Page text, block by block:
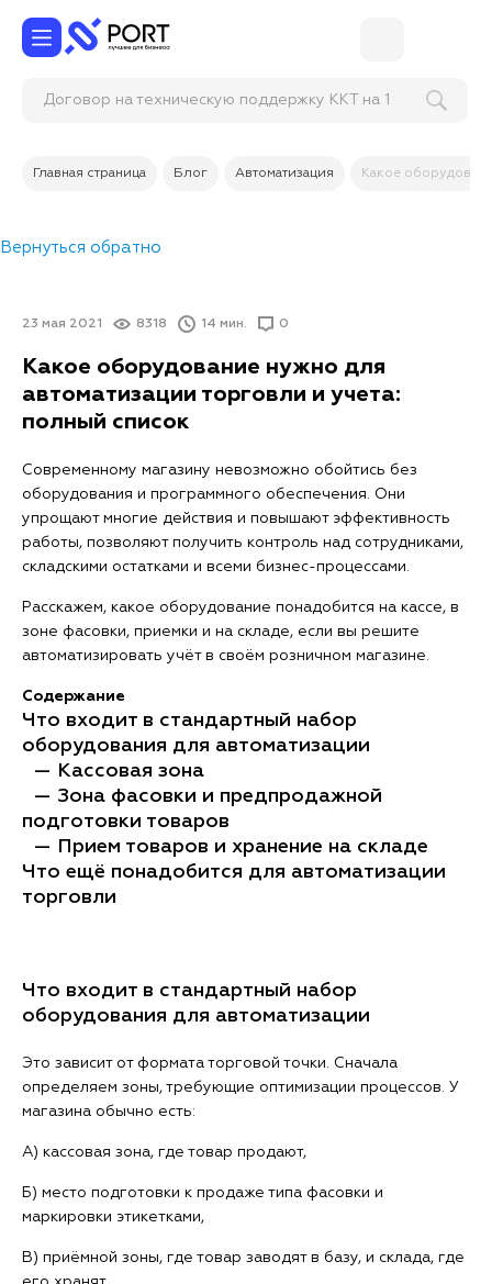
Договор на техническую поддержку ККТ на 1
Главная страница Блог Автоматизация Какое
Вернуться обратно
23 мая 2021 8318 14 мин. 0
Какое оборудование нужно для
автоматизации торговли и учета:
полный список
Современному магазину невозможно обойтись без
оборудования и программного обеспечения. Они
упрощают многие действия и повышают эффективность
работы, позволяют получить контроль над сотрудниками,
складскими остатками и всеми бизнес-процессами.
Расскажем, какое оборудование понадобится на кассе, в
зоне фасовки, приемки и на складе, если вы решите
автоматизировать учёт в своём розничном магазине.
Содержание
Что входит в стандартный набор
оборудования для автоматизации
— Кассовая зона
— Зона фасовки и предпродажной
подготовки товаров
— Прием товаров и хранение на складе
Что ещё понадобится для автоматизации
торговли
Что входит в стандартный набор
оборудования для автоматизации
Это зависит от формата торговой точки. Сначала
определяем зоны, требующие оптимизации процессов. У
магазина обычно есть:
А) кассовая зона, где товар продают,
Б) место подготовки к продаже типа фасовки и
маркировки этикетками,
В) приёмной зоны, где товар заводят в базу, и склада, где